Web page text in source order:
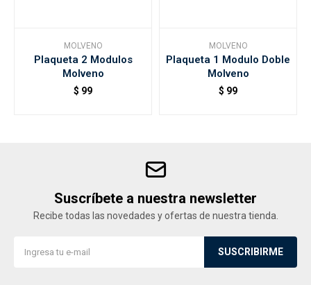
MOLVENO
Plaqueta 2 Modulos
Molveno
$ 99
MOLVENO
Plaqueta 1 Modulo Doble
Molveno
$ 99
Suscríbete a nuestra newsletter
Recibe todas las novedades y ofertas de nuestra tienda.
SUSCRIBIRME